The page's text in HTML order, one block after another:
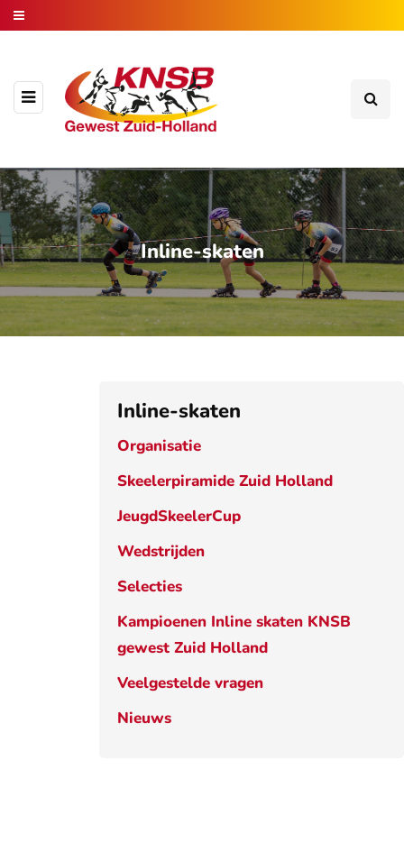
Inline-skaten
Inline-skaten
Organisatie
Skeelerpiramide Zuid Holland
JeugdSkeelerCup
Wedstrijden
Selecties
Kampioenen Inline skaten KNSB
gewest Zuid Holland
Veelgestelde vragen
Nieuws